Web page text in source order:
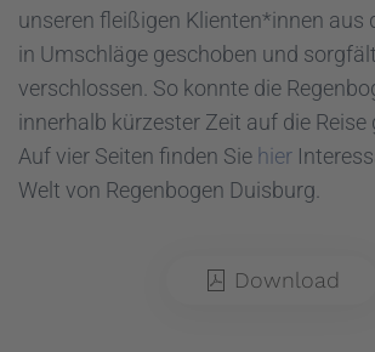
unseren fleißigen Klienten*innen aus
in Umschläge geschoben und
verschlossen. So konnte die
innerhalb kürzester Zeit auf die Reise
Auf vier Seiten finden Sie hier
Welt von Regenbogen Duisburg.
Download